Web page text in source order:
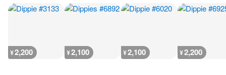
¥2,200 ¥2,100 ¥2,100 ¥2,200